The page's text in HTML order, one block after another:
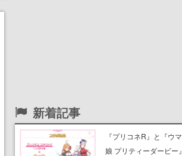
新着記事
『プリコネR』と『ウマ
娘 プリティーダービー』